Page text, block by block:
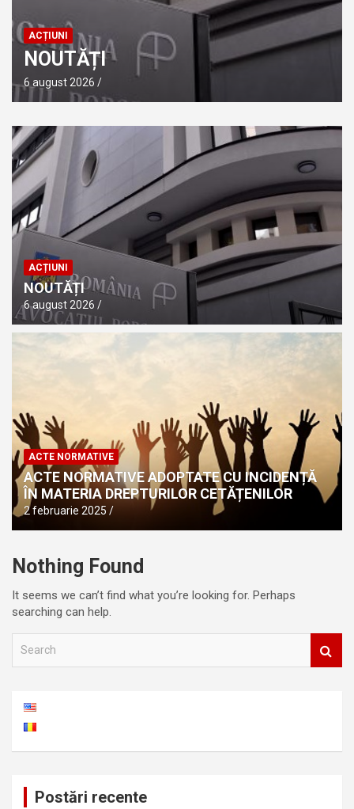
ACȚIUNI
NOUTĂȚI
6 august 2026
ACȚIUNI
NOUTĂȚI
6 august 2026
ACTE NORMATIVE
ACTE NORMATIVE ADOPTATE CU INCIDENȚĂ
ÎN MATERIA DREPTURILOR CETĂȚENILOR
2 februarie 2025
Nothing Found
It seems we can’t find what you’re looking for. Perhaps
searching can help.
Postări recente